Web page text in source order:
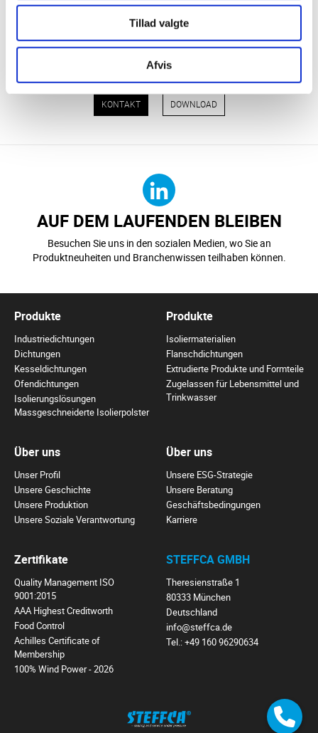
Tillad valgte
Afvis
KONTAKT DOWNLOAD
AUF DEM LAUFENDEN BLEIBEN
Besuchen Sie uns in den sozialen Medien, wo Sie an
Produktneuheiten und Branchenwissen teilhaben können.
Produkte
Industriedichtungen
Dichtungen
Kesseldichtungen
Ofendichtungen
Isolierungslösungen
Massgeschneiderte Isolierpolster
Produkte
Isoliermaterialien
Flanschdichtungen
Extrudierte Produkte und Formteile
Zugelassen für Lebensmittel und
Trinkwasser
Über uns
Unser Profil
Unsere Geschichte
Unsere Produktion
Unsere Soziale Verantwortung
Über uns
Unsere ESG-Strategie
Unsere Beratung
Geschäftsbedingungen
Karriere
Zertifikate
Quality Management ISO
9001:2015
AAA Highest Creditworth
Food Control
Achilles Certificate of
Membership
100% Wind Power - 2026
STEFFCA GMBH
Theresienstraße 1
80333 München
Deutschland
info@steffca.de
Tel.:+49 160 96290634